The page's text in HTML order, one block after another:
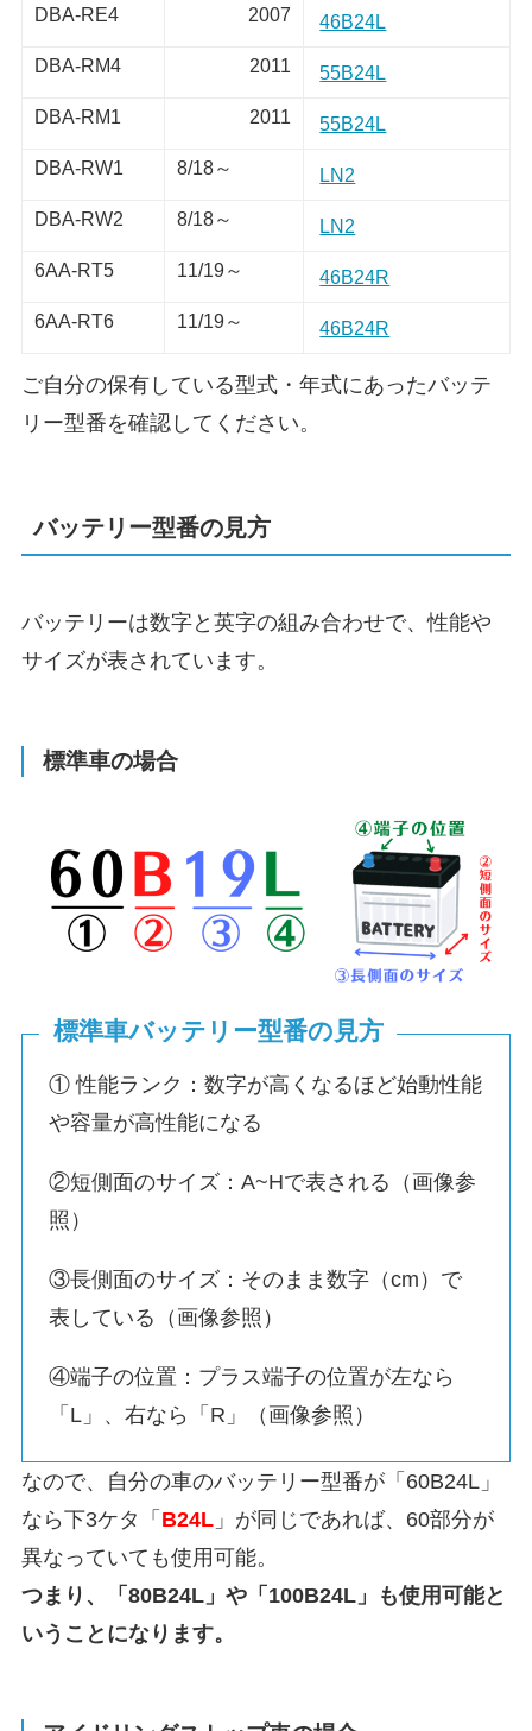
DBA-RE4 2007 46B24L
DBA-RM4 2011 55B24L
DBA-RM1 2011 55B24L
DBA-RW1 8/18～ LN2
DBA-RW2 8/18～ LN2
6AA-RT5 11/19～ 46B24R
6AA-RT6 11/19～ 46B24R
ご自分の保有している型式・年式にあったバッテ
リー型番を確認してください。
バッテリー型番の見方
バッテリーは数字と英字の組み合わせで、性能や
サイズが表されています。
標準車の場合
標準車バッテリー型番の見方
① 性能ランク：数字が高くなるほど始動性能
や容量が高性能になる
②短側面のサイズ：A~Hで表される（画像参
照）
③長側面のサイズ：そのまま数字（cm）で
表している（画像参照）
④端子の位置：プラス端子の位置が左なら
「L」、右なら「R」（画像参照）
なので、自分の車のバッテリー型番が「60B24L」
なら下3ケタ「 B24L」が同じであれば、60部分が
異なっていても使用可能。
つまり、「80B24L」や「100B24L」も使用可能と
いうことになります。